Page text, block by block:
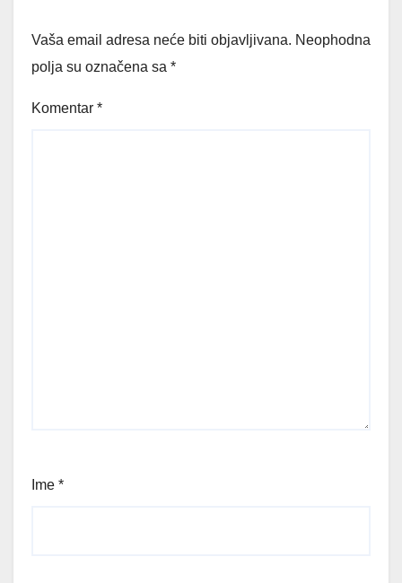
Vaša email adresa neće biti objavljivana. Neophodna
polja su označena sa *
Komentar *
Ime *